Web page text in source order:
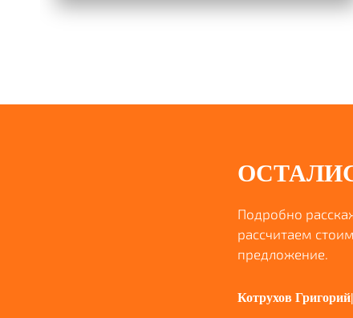
Подробно
рассчитаем
предложение.
Котрухов Григорий|